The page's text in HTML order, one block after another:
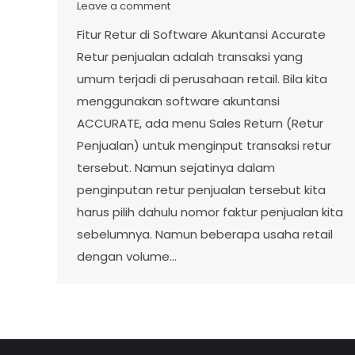
Leave a comment
Fitur Retur di Software Akuntansi Accurate
Retur penjualan adalah transaksi yang
umum terjadi di perusahaan retail. Bila kita
menggunakan software akuntansi
ACCURATE, ada menu Sales Return (Retur
Penjualan) untuk menginput transaksi retur
tersebut. Namun sejatinya dalam
penginputan retur penjualan tersebut kita
harus pilih dahulu nomor faktur penjualan kita
sebelumnya. Namun beberapa usaha retail
dengan volume…